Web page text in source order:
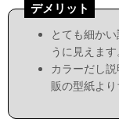
デメリット
とても細か
うに見えます
カラーだし
販の型紙より